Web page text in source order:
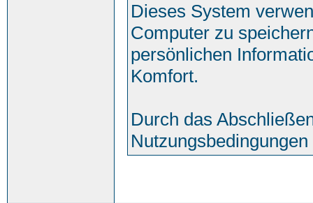
Dieses System
Computer zu
persönlichen
Komfort.
Durch das
Nutzungsbedingungen